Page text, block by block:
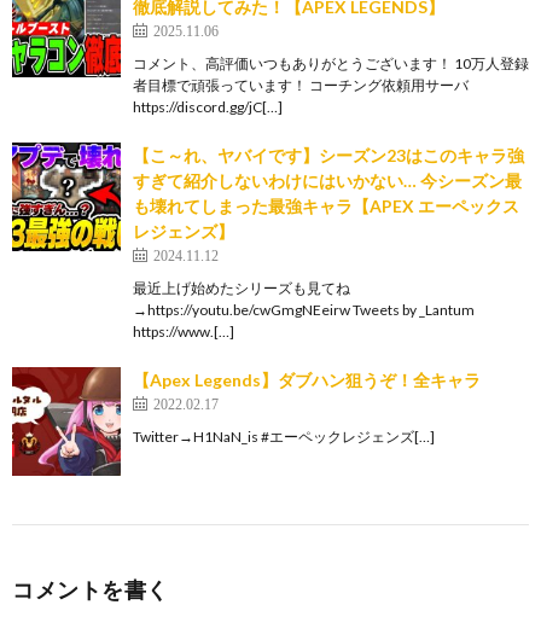
徹底解説してみた！【APEX LEGENDS】
2025.11.06
コメント、高評価いつもありがとうございます！ 10万人登録
者目標で頑張っています！ コーチング依頼用サーバ
https://discord.gg/jC[…]
【こ～れ、ヤバイです】シーズン23はこのキャラ強
すぎて紹介しないわけにはいかない… 今シーズン最
も壊れてしまった最強キャラ【APEX エーペックス
レジェンズ】
2024.11.12
最近上げ始めたシリーズも見てね
→https://youtu.be/cwGmgNEeirw Tweets by _Lantum
https://www.[…]
【Apex Legends】ダブハン狙うぞ！全キャラ
2022.02.17
Twitter→H1NaN_is #エーペックレジェンズ[…]
コメントを書く